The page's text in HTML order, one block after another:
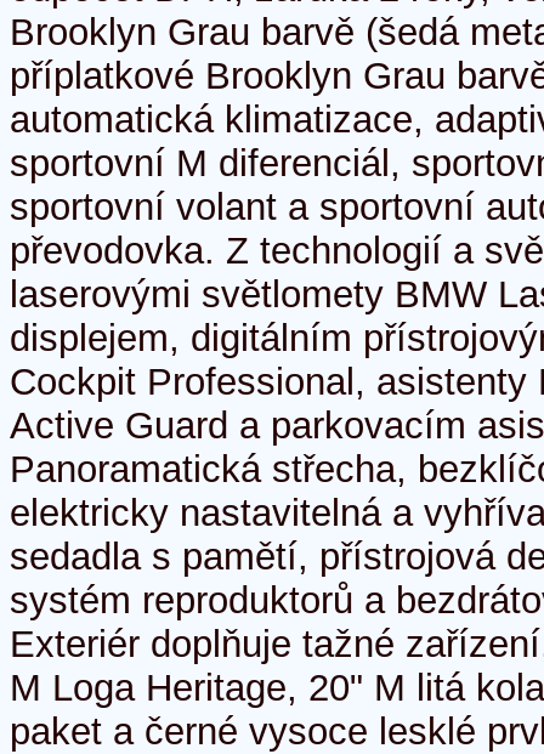
Brooklyn Grau barvě (šedá
příplatkové Brooklyn Grau
automatická klimatizace,
sportovní M diferenciál,
sportovní volant a sportovní
převodovka. Z technologií a
laserovými světlomety BMW
displejem, digitálním
Cockpit Professional, asistenty
Active Guard a parkovacím
Panoramatická střecha,
elektricky nastavitelná a
sedadla s pamětí, přístrojová
systém reproduktorů a
Exteriér doplňuje tažné
M Loga Heritage, 20" M litá
paket a černé vysoce lesklé